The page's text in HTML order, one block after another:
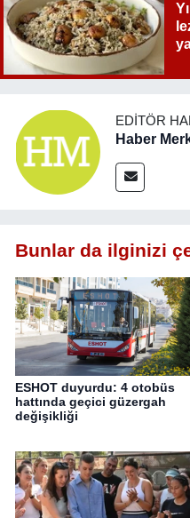
EDITÖR
Haber
Bunlar da ilginizi
ESHOT duyurdu: 4 otobüs
hattında geçici güzergah
değişikliği